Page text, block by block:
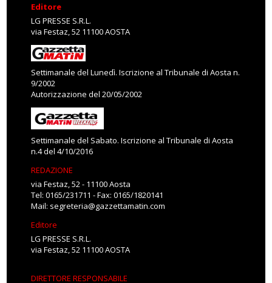
Editore
LG PRESSE S.R.L.
via Festaz, 52 11100 AOSTA
Settimanale del Lunedì. Iscrizione al Tribunale di Aosta n.
9/2002
Autorizzazione del 20/05/2002
Settimanale del Sabato. Iscrizione al Tribunale di Aosta
n.4 del 4/10/2016
REDAZIONE
via Festaz, 52 - 11100 Aosta
Tel: 0165/231711 - Fax: 0165/1820141
Mail: segreteria@gazzettamatin.com
Editore
LG PRESSE S.R.L.
via Festaz, 52 11100 AOSTA
DIRETTORE RESPONSABILE